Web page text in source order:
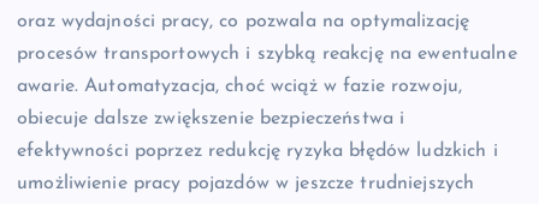
oraz wydajności pracy, co pozwala na optymalizację
procesów transportowych i szybką reakcję na ewentualne
awarie. Automatyzacja, choć wciąż w fazie rozwoju,
obiecuje dalsze zwiększenie bezpieczeństwa i
efektywności poprzez redukcję ryzyka błędów ludzkich i
umożliwienie pracy pojazdów w jeszcze trudniejszych